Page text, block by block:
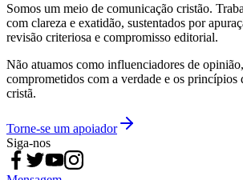
Somos um meio de comunicação cristão.
com clareza e exatidão, sustentados por
revisão criteriosa e compromisso editorial.
Não atuamos como influenciadores de
comprometidos com a verdade e os princípios
cristã.
Torne-se um apoiador
Siga-nos